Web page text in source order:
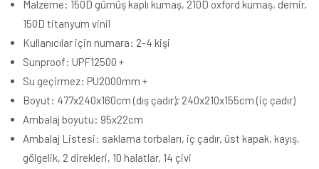
Malzeme: 150D gümüş kaplı kumaş, 210D oxford kumaş, demir,
150D titanyum vinil
Kullanıcılar için numara: 2-4 kişi
Sunproof: UPF12500 +
Su geçirmez: PU2000mm +
Boyut: 477x240x160cm (dış çadır); 240x210x155cm (iç çadır)
Ambalaj boyutu: 95x22cm
Ambalaj Listesi: saklama torbaları, iç çadır, üst kapak, kayış,
gölgelik, 2 direkleri, 10 halatlar, 14 çivi